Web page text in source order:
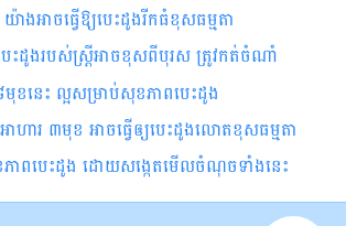
អាច​ធ្វើឱ្យបេះដូងរីកធំខុសធម្មតា
បេះដូងរបស់ស្រ្តីអាចខុសពីបុរស ត្រូវកត់ចំណាំ
ខ​នេះ ល្អ​សម្រាប់​សុខភាពបេះដូង
ាហារ ៣មុខ អាចធ្វើឲ្យ​បេះដូងលោតខុសធម្មតា
ាព​បេះដូង ដោយ​សង្កេត​មើល​ចំណុច​ទាំង​នេះ​​​​​​​​​​​​​​​​​​​​